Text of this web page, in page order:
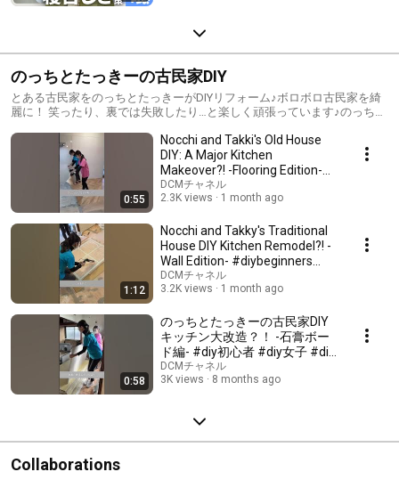
のっちとたっきーの古民家DIY
とある古民家をのっちとたっきーがDIYリフォーム♪ボロボロ古民家を綺
麗に！ 笑ったり、裏では失敗したり…と楽しく頑張っています♪のっちと
0:55
Nocchi and Takki's Old House
DIY: A Major Kitchen
Makeover?! -Flooring Edition-
#DIYbeginner #DIY...
DCMチャネル
2.3K views
1 month ago
1:12
Nocchi and Takky's Traditional
House DIY Kitchen Remodel?! -
Wall Edition- #diybeginners
#diygirls...
DCMチャネル
3.2K views
1 month ago
0:58
のっちとたっきーの古民家DIY
キッチン大改造？！ -石膏ボー
ド編- #diy初心者 #diy女子 #diy
#diy好き #スキスキDIY #dcm
DCMチャネル
3K views
8 months ago
Collaborations